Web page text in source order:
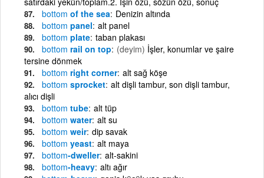
bottom of the sea Denizin altında
bottom panel alt panel
bottom plate taban plakası
bottom rail on top (deyim) İşler, konumlar ve şaire
tersine dönmek
bottom right corner alt sağ köşe
bottom sprocket alt dişli tambur, son dişli tambur,
alıcı dişli
bottom tube alt tüp
bottom water alt su
bottom weir dip savak
bottom yeast alt maya
bottom-dweller alt-sakini
bottom-heavy altı ağır